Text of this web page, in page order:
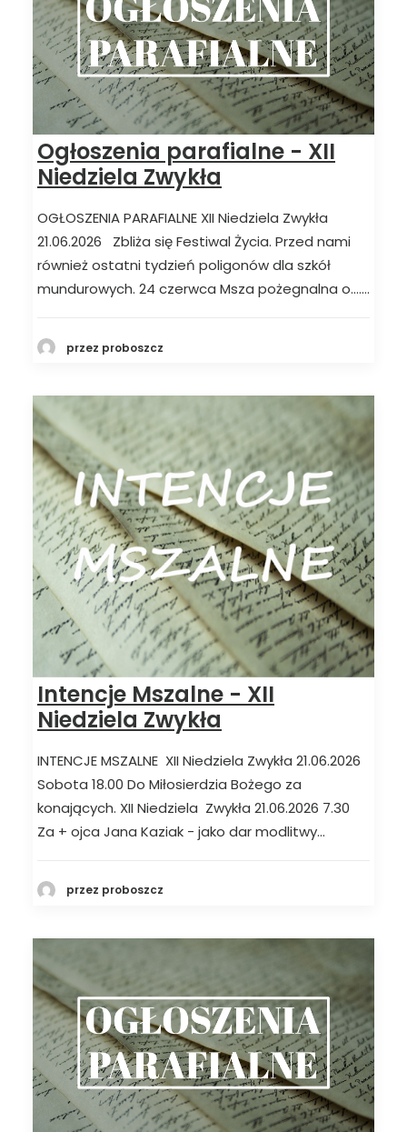
Ogłoszenia parafialne - XII
Niedziela Zwykła
OGŁOSZENIA PARAFIALNE XII Niedziela Zwykła
21.06.2026 Zbliża się Festiwal Życia. Przed nami
również ostatni tydzień poligonów dla szkół
mundurowych. 24 czerwca Msza pożegnalna o.……
przez proboszcz
Intencje Mszalne - XII
Niedziela Zwykła
INTENCJE MSZALNE XII Niedziela Zwykła 21.06.2026
Sobota 18.00 Do Miłosierdzia Bożego za
konających. XII Niedziela Zwykła 21.06.2026 7.30
Za + ojca Jana Kaziak - jako dar modlitwy…
przez proboszcz